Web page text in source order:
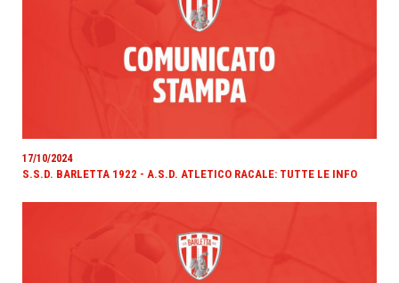
17/10/2024
S.S.D. BARLETTA 1922 - A.S.D. ATLETICO RACALE: TUTTE LE INFO